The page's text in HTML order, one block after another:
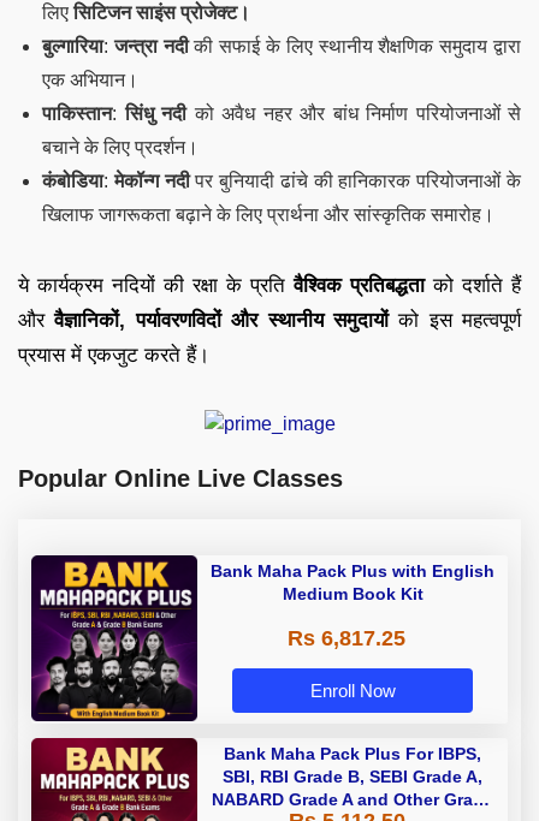
लिएसिटिजन साइंस प्रोजेक्ट।
बुल्गारिया:जन्त्रा नदीकी सफाई के लिए स्थानीय शैक्षणिक समुदाय द्वारा
एक अभियान।
पाकिस्तान:सिंधु नदीको अवैध नहर और बांध निर्माण परियोजनाओं से
बचाने के लिए प्रदर्शन।
कंबोडिया:मेकॉन्ग नदीपर बुनियादी ढांचे की हानिकारक परियोजनाओं के
खिलाफ जागरूकता बढ़ाने के लिए प्रार्थना और सांस्कृतिक समारोह।
ये कार्यक्रम नदियों की रक्षा के प्रतिवैश्विक प्रतिबद्धताको दर्शाते हैं
औरवैज्ञानिकों, पर्यावरणविदों और स्थानीय समुदायोंको इस महत्वपूर्ण
प्रयास में एकजुट करते हैं।
Popular Online Live Classes
Bank Maha Pack Plus with English
Medium Book Kit
Rs 6,817.25
Enroll Now
Bank Maha Pack Plus For IBPS,
SBI, RBI Grade B, SEBI Grade A,
NABARD Grade A and Other Grade